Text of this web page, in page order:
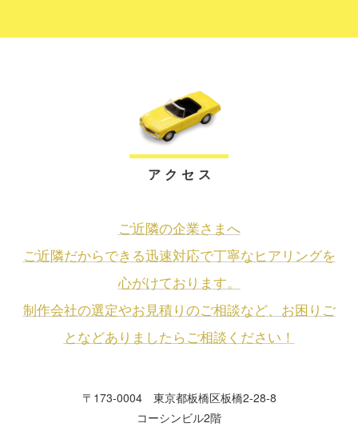
ア ク セ ス
ご近隣の企業さまへ
ご近隣だからできる迅速対応で丁寧なヒアリングを
心がけております。
制作会社の選定やお見積りのご相談など、お困りご
となどありましたらご相談ください！
〒173-0004 東京都板橋区板橋2-28-8
コーシンビル2階